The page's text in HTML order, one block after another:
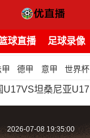
球直播 足球录像
甲 德甲 意甲 世界杯
U17VS坦桑尼亚U17
2026-07-08 19:35:00